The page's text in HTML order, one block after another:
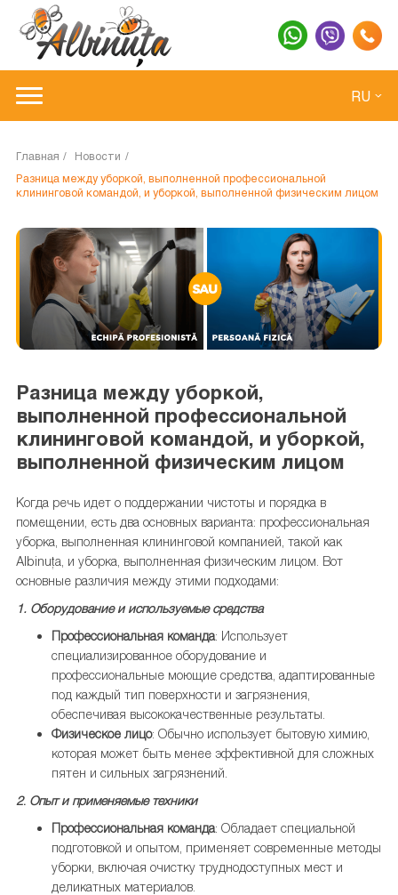
RU
Главная
Новости
Разница между уборкой, выполненной профессиональной
клининговой командой, и уборкой, выполненной физическим лицом
Разница между уборкой,
выполненной профессиональной
клининговой командой, и уборкой,
выполненной физическим лицом
Когда речь идет о поддержании чистоты и порядка в
помещении, есть два основных варианта: профессиональная
уборка, выполненная клининговой компанией, такой как
Albinuța, и уборка, выполненная физическим лицом. Вот
основные различия между этими подходами:
1. Оборудование и используемые средства
Профессиональная команда: Использует
специализированное оборудование и
профессиональные моющие средства, адаптированные
под каждый тип поверхности и загрязнения,
обеспечивая высококачественные результаты.
Физическое лицо: Обычно использует бытовую химию,
которая может быть менее эффективной для сложных
пятен и сильных загрязнений.
2. Опыт и применяемые техники
Профессиональная команда: Обладает специальной
подготовкой и опытом, применяет современные методы
уборки, включая очистку труднодоступных мест и
деликатных материалов.